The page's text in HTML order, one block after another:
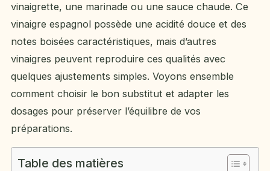
vinaigrette, une marinade ou une sauce chaude. Ce
vinaigre espagnol possède une acidité douce et des
notes boisées caractéristiques, mais d’autres
vinaigres peuvent reproduire ces qualités avec
quelques ajustements simples. Voyons ensemble
comment choisir le bon substitut et adapter les
dosages pour préserver l’équilibre de vos
préparations.
Table des matières